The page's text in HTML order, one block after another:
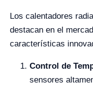
Los calentadores
destacan en el
características
Control de
sensores